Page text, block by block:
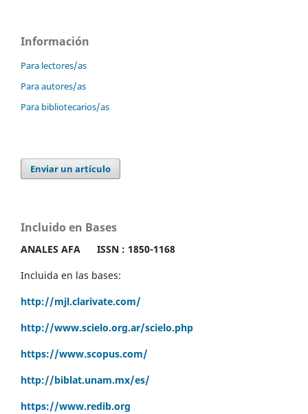
Información
Para lectores/as
Para autores/as
Para bibliotecarios/as
Enviar un artículo
Incluido en Bases
ANALES AFA ISSN : 1850-1168
Incluida en las bases:
http://mjl.clarivate.com/
http://www.scielo.org.ar/scielo.php
https://www.scopus.com/
http://biblat.unam.mx/es/
https://www.redib.org